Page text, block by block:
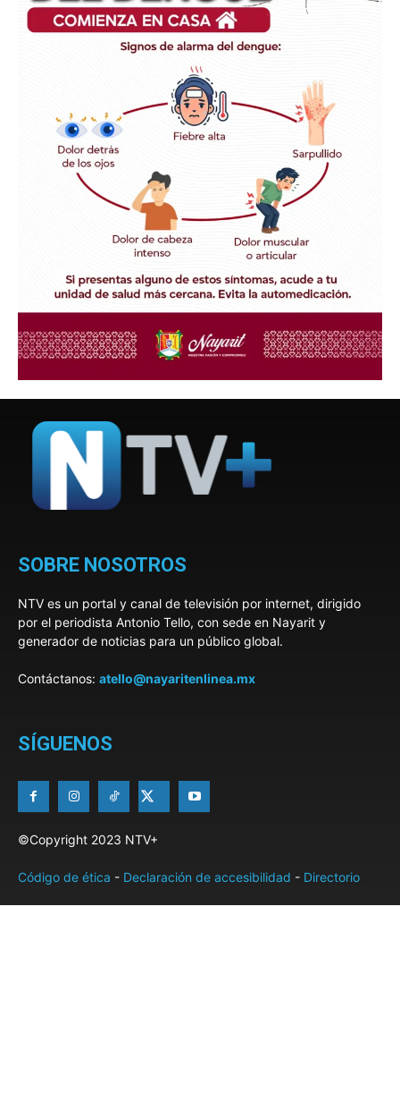
SOBRE NOSOTROS
NTV es un portal y canal de televisión por internet, dirigido
por el periodista Antonio Tello, con sede en Nayarit y
generador de noticias para un público global.
Contáctanos: atello@nayaritenlinea.mx
SÍGUENOS
©Copyright 2023 NTV+
Código de ética - Declaración de accesibilidad - Directorio